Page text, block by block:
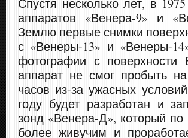
Спустя несколько лет, в
аппаратов «Венера-9» и
Землю первые снимки
с «Венеры-13» и «Венеры-
фотографии с
аппарат не смог пробыть
часов из-за ужасных
году будет разработан и
зонд «Венера-Д», который
более живучим и